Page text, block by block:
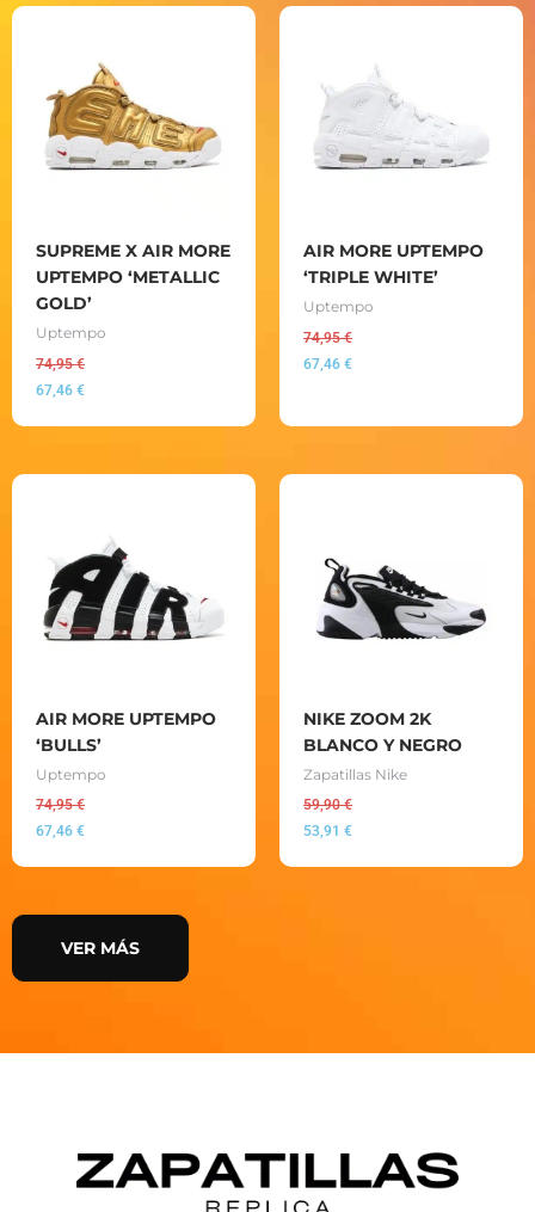
SUPREME X AIR MORE
UPTEMPO ‘METALLIC
GOLD’
Uptempo
74,95€
67,46 €
AIR MORE UPTEMPO
‘TRIPLE WHITE’
Uptempo
74,95€
67,46 €
AIR MORE UPTEMPO
‘BULLS’
Uptempo
74,95€
67,46 €
NIKE ZOOM 2K
BLANCO Y NEGRO
Zapatillas Nike
59,90€
53,91 €
VER MÁS